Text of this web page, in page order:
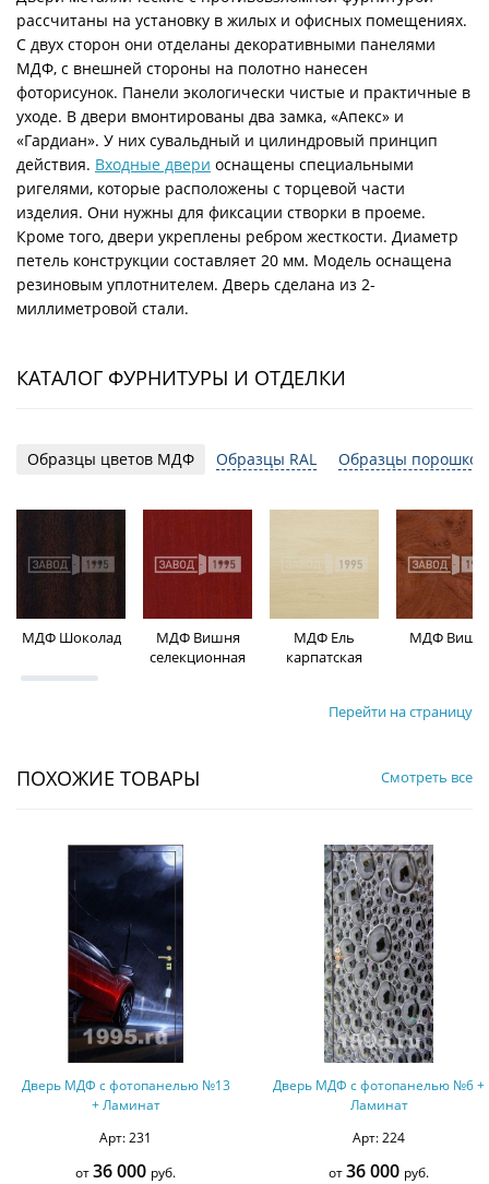
рассчитаны на установку в жилых и офисных помещениях.
С двух сторон они отделаны декоративными панелями
МДФ, с внешней стороны на полотно нанесен
фоторисунок. Панели экологически чистые и практичные в
уходе. В двери вмонтированы два замка, «Апекс» и
«Гардиан». У них сувальдный и цилиндровый принцип
действия. Входные двери оснащены специальными
ригелями, которые расположены с торцевой части
изделия. Они нужны для фиксации створки в проеме.
Кроме того, двери укреплены ребром жесткости. Диаметр
петель конструкции составляет 20 мм. Модель оснащена
резиновым уплотнителем. Дверь сделана из 2-
миллиметровой стали.
КАТАЛОГ ФУРНИТУРЫ И ОТДЕЛКИ
Образцы цветов МДФ Образцы RAL Образцы
МДФ Шоколад
МДФ Вишня
селекционная
МДФ Ель
карпатская
МДФ
Перейти на страницу
ПОХОЖИЕ ТОВАРЫ Смотреть все
Дверь МДФ с фотопанелью №13
+ Ламинат
Арт: 231
от36 000 руб.
Дверь МДФ с фотопанелью №6 +
Ламинат
Арт: 224
от36 000 руб.